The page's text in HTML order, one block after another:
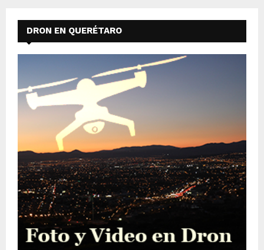
DRON EN QUERÉTARO